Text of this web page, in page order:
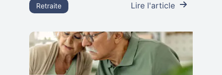
Lire l'article
Retraite